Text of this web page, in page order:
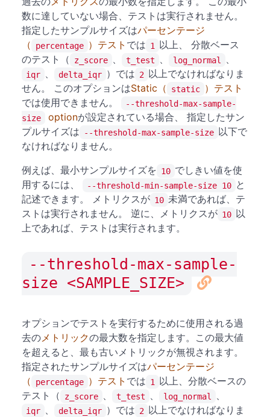
数に達していない場合、テストは実行されません。
指定したサンプルサイズはパーセンテージ
（
percentage ）テスト では 1
以上、 分散ベース
のテスト（
z_score 、 t_test 、 log_normal 、
iqr 、 delta_iqr ）では 2 以上でなければなりま
せん。 このオプションはStatic（ static ）テスト
では使用できません。
--threshold-max-sample-
size
optionが設定されている場合、 指定したサン
プルサイズは
--threshold-max-sample-size 以下で
なければなりません。
例えば、最小サンプルサイズを 10 でしきい値を使
用するには、
--threshold-min-sample-size 10 と
記述できます。 メトリクスが 10 未満であれば、テ
ストは実行されません。 逆に、メトリクスが 10 以
上であれば、テストは実行されます。
--threshold-max-sample-
size <SAMPLE_SIZE>
オプションでテストを実行するために使用される過
去のメトリックの最大数を指定します。この最大値
を超えると、最も古いメトリックが無視されます。
指定されたサンプルサイズはパーセンテージ
（
percentage ）テスト では 1
以上、分散ベースの
テスト（
z_score 、 t_test 、 log_normal 、
iqr 、 delta_iqr ）では 2 以上でなければなりま